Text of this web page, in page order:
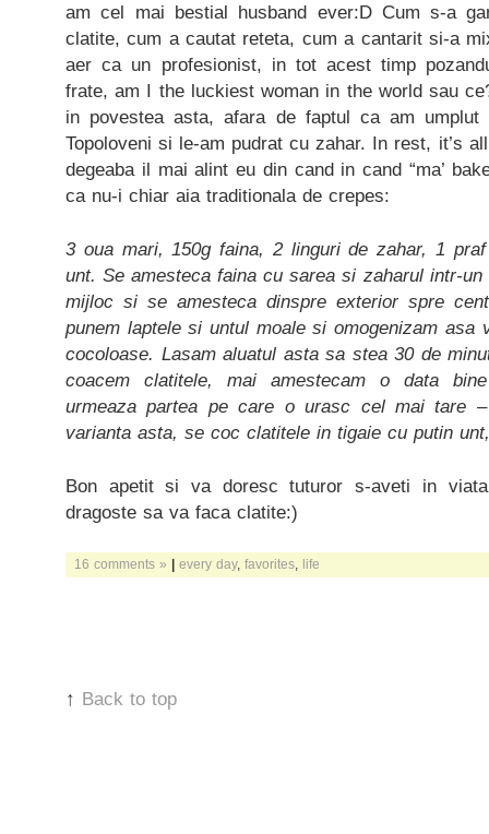
am cel mai bestial husband ever:D Cum s-a
clatite, cum a cautat reteta, cum a cantarit si-a
aer ca un profesionist, in tot acest timp
frate, am I the luckiest woman in the world sau
in povestea asta, afara de faptul ca am
Topoloveni si le-am pudrat cu zahar. In rest, it’s
degeaba il mai alint eu din cand in cand “ma’
ca nu-i chiar aia traditionala de crepes:
3 oua mari, 150g faina, 2 linguri de zahar, 1
unt. Se amesteca faina cu sarea si zaharul intr-
mijloc si se amesteca dinspre exterior spre
punem laptele si untul moale si omogenizam
cocoloase. Lasam aluatul asta sa stea 30 de
coacem clatitele, mai amestecam o data
urmeaza partea pe care o urasc cel mai tare
varianta asta, se coc clatitele in tigaie cu putin
Bon apetit si va doresc tuturor s-aveti in
dragoste sa va faca clatite:)
16 comments » | every day, favorites life
↑ Back to top